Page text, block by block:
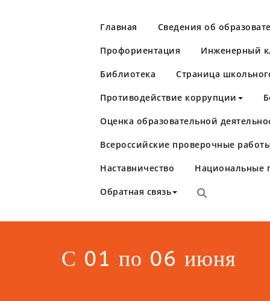
Школа №86
Главная Сведения об
Профориентация Инженерный
Библиотека Страница
Противодействие коррупции
Оценка образовательной
Всероссийские проверочные
Наставничество Национальные
Обратная связь
С 01 по 06 июня